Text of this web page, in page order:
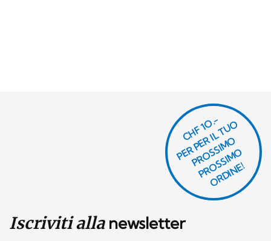
Iscriviti allanewsletter
CHF 1O.-
P
E
R
P
E
R I
L
T
U
O
P
R
O
S
SI
M
O
P
R
O
S
SI
M
O
O
R
DI
N
E!